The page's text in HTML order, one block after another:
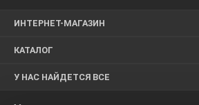
ИНТЕРНЕТ-МАГАЗИН
КАТАЛОГ
У НАС НАЙДЕТСЯ ВСЕ